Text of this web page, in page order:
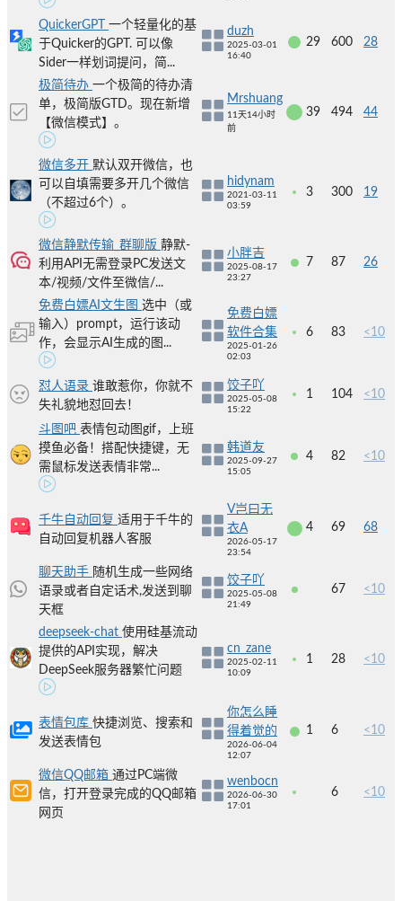
QuickerGPT 一个轻量化的基
于Quicker的GPT. 可以像
Sider一样划词提问，简...
duzh
2025-03-01
16:40
29 600 28
极简待办 一个极简的待办清
单，极简版GTD。现在新增
【微信模式】。
Mrshuang
11天14小时
前
39 494 44
微信多开 默认双开微信，也
可以自填需要多开几个微信
（不超过6个）。
hidynam
2021-03-11
03:59
3 300 19
微信静默传输_群聊版 静默-
利用API无需登录PC发送文
本/视频/文件至微信/...
小胖吉
2025-08-17
23:27
7 87 26
免费白嫖AI文生图 选中（或
输入）prompt，运行该动
作，会显示AI生成的图...
免费白嫖
软件合集
2025-01-26
02:03
6 83 <10
怼人语录 谁敢惹你，你就不
失礼貌地怼回去！
饺子吖
2025-05-08
15:22
1 104 <10
斗图吧 表情包动图gif，上班
摸鱼必备！搭配快捷键，无
需鼠标发送表情非常...
韩道友
2025-09-27
15:05
4 82 <10
千牛自动回复 适用于千牛的
自动回复机器人客服
V岂曰无
衣A
2026-05-17
23:54
4 69 68
聊天助手 随机生成一些网络
语录或者自定话术,发送到聊
天框
饺子吖
2025-05-08
21:49
67 <10
deepseek-chat 使用硅基流动
提供的API实现，解决
DeepSeek服务器繁忙问题
cn_zane
2025-02-11
10:09
1 28 <10
表情包库 快捷浏览、搜索和
发送表情包
你怎么睡
得着觉的
2026-06-04
12:07
1 6 <10
微信QQ邮箱 通过PC端微
信，打开登录完成的QQ邮箱
网页
wenbocn
2026-06-30
17:01
6 <10